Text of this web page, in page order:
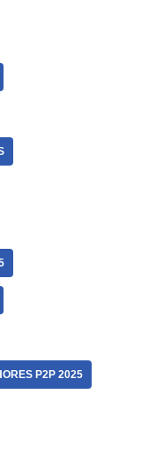
P2P 2025